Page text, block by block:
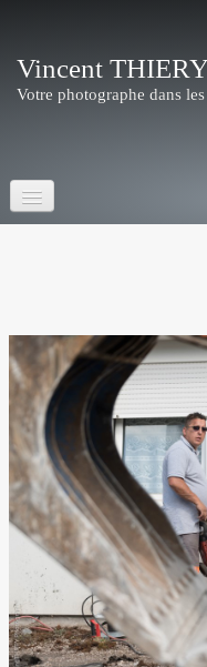
Vincent
Votre photographe dans les
Reportages▼
Business - Entreprises▼
Artistique